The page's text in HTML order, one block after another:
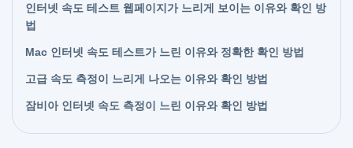
인터넷 속도 테스트 웹페이지가 느리게 보이는 이유와 확인 방
법
Mac 인터넷 속도 테스트가 느린 이유와 정확한 확인 방법
고급 속도 측정이 느리게 나오는 이유와 확인 방법
잠비아 인터넷 속도 측정이 느린 이유와 확인 방법